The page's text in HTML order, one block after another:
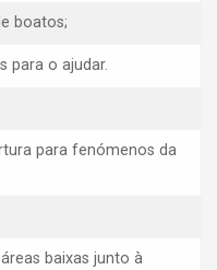
boatos;
para o ajudar.
para fenómenos da
baixas junto à